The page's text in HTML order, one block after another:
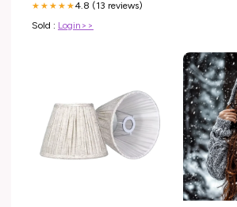
★★★★★4.8 (13 reviews)
Sold : Login>>